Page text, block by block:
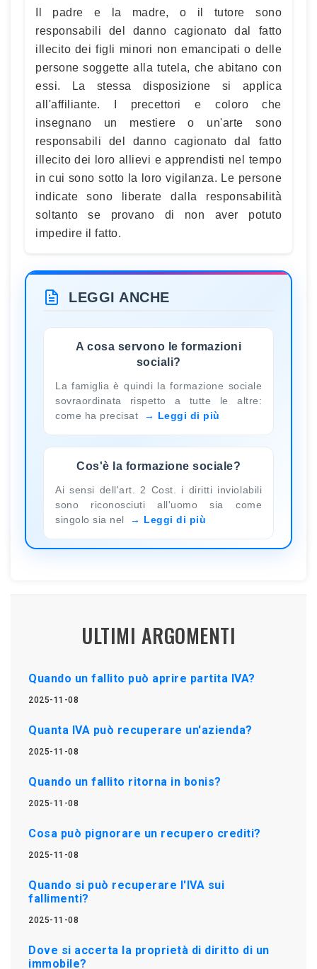
Il padre e la madre, o il tutore sono
responsabili del danno cagionato dal fatto
illecito dei figli minori non emancipati o delle
persone soggette alla tutela, che abitano con
essi. La stessa disposizione si applica
all'affiliante. I precettori e coloro che
insegnano un mestiere o un'arte sono
responsabili del danno cagionato dal fatto
illecito dei loro allievi e apprendisti nel tempo
in cui sono sotto la loro vigilanza. Le persone
indicate sono liberate dalla responsabilità
soltanto se provano di non aver potuto
impedire il fatto.
LEGGI ANCHE
A cosa servono le formazioni
sociali?
La famiglia è quindi la formazione sociale
sovraordinata rispetto a tutte le altre:
come ha precisat
Leggi di più
Cos'è la formazione sociale?
Ai sensi dell'art. 2 Cost. i diritti inviolabili
sono riconosciuti all'uomo sia come
singolo sia nel
Leggi di più
ULTIMI ARGOMENTI
Quando un fallito può aprire partita IVA?
2025-11-08
Quanta IVA può recuperare un'azienda?
2025-11-08
Quando un fallito ritorna in bonis?
2025-11-08
Cosa può pignorare un recupero crediti?
2025-11-08
Quando si può recuperare l'IVA sui
fallimenti?
2025-11-08
Dove si accerta la proprietà di diritto di un
immobile?